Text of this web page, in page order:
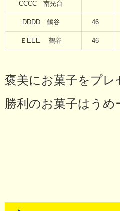
CCCC 南光台
DDDD 鶴谷 46
ＥEEE 鶴谷 46
褒美にお菓子をプレ
勝利のお菓子はう